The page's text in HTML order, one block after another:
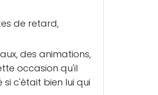
de retard,
des animations,
occasion qu'il
c'était bien lui qui